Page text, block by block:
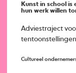
Kunst in school
hun werk willen
Adviestraject
Cultureel